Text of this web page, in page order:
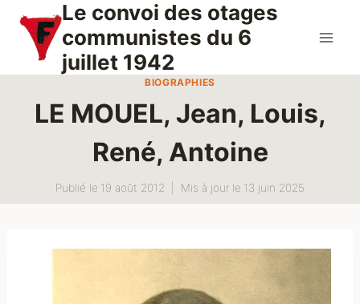
contenu
Le convoi des otages
communistes du 6
juillet 1942
BIOGRAPHIES
LE MOUEL, Jean, Louis,
René, Antoine
Publié le 19 août 2012 Mis à jour le 13 juin 2025